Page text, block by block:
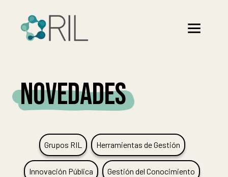
NOVEDADES
Grupos RIL Herramientas de Gestión
Innovación Pública Gestión del Conocimiento